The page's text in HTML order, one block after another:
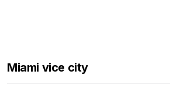
Miami vice city